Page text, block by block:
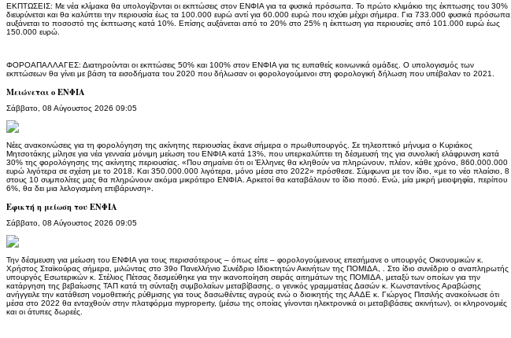
ΕΚΠΤΩΣΕΙΣ: Με νέα κλίμακα θα υπολογίζονται οι εκπτώσεις στον ΕΝΦΙΑ για τα φυσικά πρόσωπα. Το πρώτο κλιμάκιο της έκπτωσης του 30%
διευρύνεται και θα καλύπτει την περιουσία έως τα 100.000 ευρώ αντί για 60.000 ευρώ που ισχύει μέχρι σήμερα. Για 733.000 φυσικά πρόσωπα,
αυξάνεται το ποσοστό της έκπτωσης κατά 10%. Επίσης αυξάνεται από το 20% στο 25% η έκπτωση για περιουσίες από 101.000 ευρώ έως
150.000 ευρώ.
ΦΟΡΟΑΠΑΛΛΑΓΕΣ: Διατηρούνται οι εκπτώσεις 50% και 100% στον ΕΝΦΙΑ για τις ευπαθείς κοινωνικά ομάδες. Ο υπολογισμός των
εκπτώσεων θα γίνει με βάση τα εισοδήματα του 2020 που δήλωσαν οι φορολογούμενοι στη φορολογική δήλωση που υπέβαλαν το 2021.
Μειώνεται ο ΕΝΦΙΑ
Σάββατο, 08 Αύγουστος 2026 09:05
Νέες ανακοινώσεις για τη φορολόγηση της ακίνητης περιουσίας έκανε σήμερα ο πρωθυπουργός. Σε τηλεοπτικό μήνυμα ο Κυριάκος
Μητσοτάκης μίλησε για νέα γενναία μόνιμη μείωση του ΕΝΦΙΑ κατά 13%, που υπερκαλύπτει τη δέσμευσή της για συνολική ελάφρυνση κατά
30% της φορολόγησης της ακίνητης περιουσίας. «Που σημαίνει ότι οι Έλληνες θα κληθούν να πληρώνουν, πλέον, κάθε χρόνο, 860.000.000
ευρώ λιγότερα σε σχέση με το 2018. Και 350.000.000 λιγότερα, μόνο μέσα στο 2022» πρόσθεσε. Σύμφωνα με τον ίδιο, «με το νέο πλαίσιο, 8
στους 10 συμπολίτες μας θα πληρώνουν ακόμα μικρότερο ΕΝΦΙΑ. Αρκετοί θα καταβάλουν το ίδιο ποσό. Ενώ, μία μικρή μειοψηφία, περίπου
6%, θα δει μια λελογισμένη επιβάρυνση».
Εφικτή η μείωση του ΕΝΦΙΑ
Σάββατο, 08 Αύγουστος 2026 09:05
Την δέσμευση για μείωση του ΕΝΦΙΑ για τους περισσότερους – όπως είπε – φορολογούμενους επεσήμανε ο υπουργός Οικονομικών κ.
Χρήστος Σταϊκούρας σήμερα, μιλώντας στο 39ο Πανελλήνιο Συνέδριο Ιδιοκτητών Ακινήτων της ΠΟΜΙΔΑ, . Στο ίδιο συνέδριο ο αναπληρωτής
υπουργός Εσωτερικών κ. Στέλιος Πέτσας δεσμεύθηκε για την ικανοποίηση σειράς αιτημάτων της ΠΟΜΙΔΑ, μεταξύ των οποίων για την
κατάργηση της βεβαίωσης ΤΑΠ κατά τη σύνταξη συμβολαίων μεταβίβασης, ο γενικός γραμματέας Δασών κ. Κωνσταντίνος Αραβώσης
ανήγγειλε την κατάθεση νομοθετικής ρύθμισης για τους δασωθέντες αγρούς ενώ ο διοικητής της ΑΑΔΕ κ. Γιώργος Πιτσιλής ανακοίνωσε ότι
μέσα στο 2022 θα ενταχθούν στην πλατφόρμα myproperty, (μέσω της οποίας γίνονται ηλεκτρονικά οι μεταβιβάσεις ακινήτων), οι κληρονομιές
και οι άτυπες δωρεές.